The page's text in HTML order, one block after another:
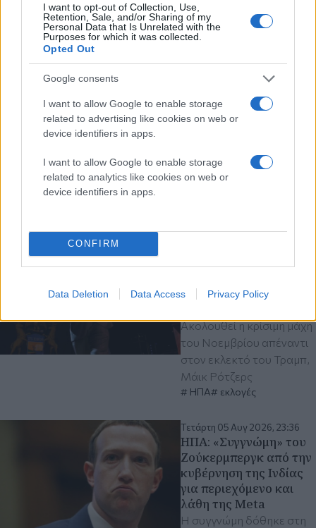
I want to opt-out of Collection, Use,
Retention, Sale, and/or Sharing of my
Personal Data that Is Unrelated with the
Purposes for which it was collected.
Opted Out
Google consents
I want to allow Google to enable storage
related to advertising like cookies on web or
device identifiers in apps.
I want to allow Google to enable storage
related to analytics like cookies on web or
device identifiers in apps.
CONFIRM
Data Deletion Data Access Privacy Policy
ΗΠΑ: Ο Αμπντούλ Ελ
των Δημοκρατικών στο
Ακολουθεί η κρίσιμη μάχη
του Νοεμβρίου απέναντι
στον εκλεκτό του Τραμπ,
Μάικ Ρότζερς
ΗΠΑ εκλογές
Τετάρτη 05 Αυγ 2026, 23:36
ΗΠΑ: «Συγγνώμη» του
Ζούκερμπεργκ από την
κυβέρνηση της Ινδίας
για περιεχόμενο και
λάθη της Meta
Η συγγνώμη δόθηκε στη